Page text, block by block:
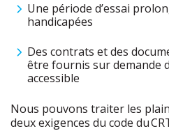
Une période d’essai
handicapées
Des contrats et des
être fournis sur demande
accessible
Nous pouvons traiter les
deux exigences du code du